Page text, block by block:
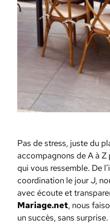
Pas de stress, juste du
accompagnons de A à
qui vous ressemble. De
coordination le jour J,
avec écoute et
Mariage.net, nous
un succès, sans surprise.